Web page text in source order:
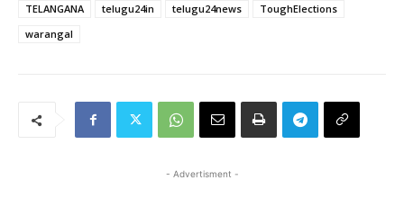
TELANGANA
telugu24in telugu24news
ToughElections
warangal
- Advertisment -